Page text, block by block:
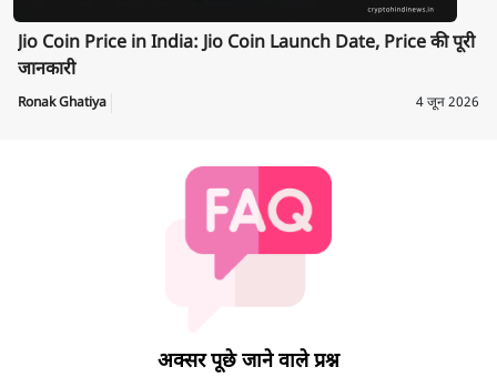
Jio Coin Price in India: Jio Coin Launch Date, Price की पूरी
जानकारी
Ronak Ghatiya 4 जून 2026
अक्सर पूछे जाने वाले प्रश्न